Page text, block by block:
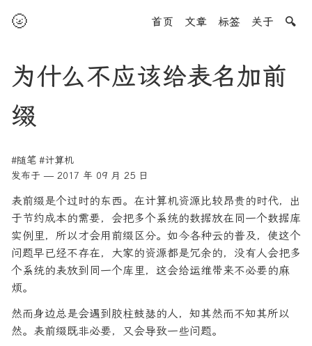
🌝 首页 文章 标签 关于 🔍
为什么不应该给表名加前
缀
#随笔 #计算机
发布于 — 2017 年 09 月 25 日
表前缀是个过时的东西。在计算机资源比较昂贵的时代，出
于节约成本的需要，会把多个系统的数据放在同一个数据库
实例里，所以才会用前缀区分。如今各种云的普及，使这个
问题早已经不存在，大家的资源都是冗余的，没有人会把多
个系统的表放到同一个库里，这会给运维带来不必要的麻
烦。
然而身边总是会遇到胶柱鼓瑟的人，知其然而不知其所以
然。表前缀既非必要，又会导致一些问题。